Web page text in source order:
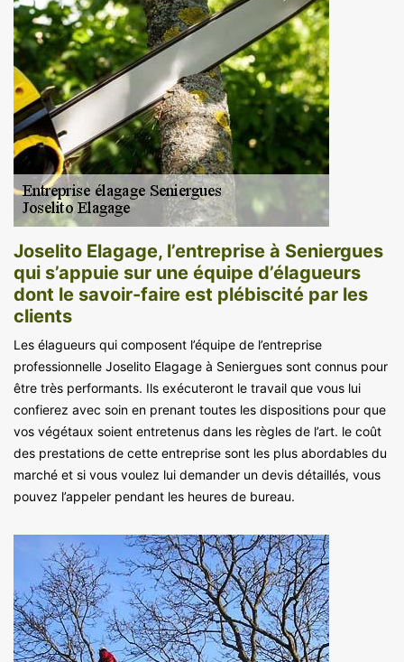
Joselito Elagage, l’entreprise à Seniergues
qui s’appuie sur une équipe d’élagueurs
dont le savoir-faire est plébiscité par les
clients
Les élagueurs qui composent l’équipe de l’entreprise
professionnelle Joselito Elagage à Seniergues sont connus pour
être très performants. Ils exécuteront le travail que vous lui
confierez avec soin en prenant toutes les dispositions pour que
vos végétaux soient entretenus dans les règles de l’art. le coût
des prestations de cette entreprise sont les plus abordables du
marché et si vous voulez lui demander un devis détaillés, vous
pouvez l’appeler pendant les heures de bureau.